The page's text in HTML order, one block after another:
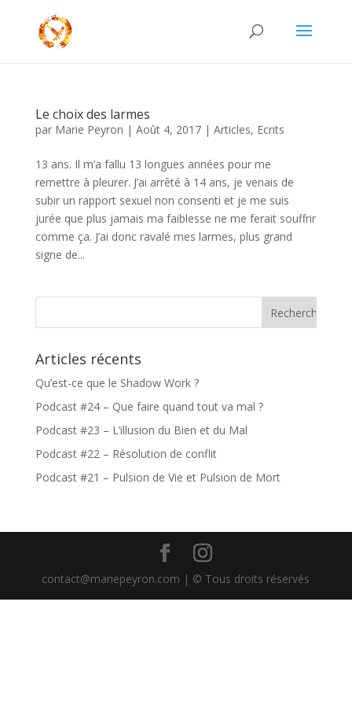
Le choix des larmes
par Marie Peyron | Août 4, 2017| Articles, Ecrits
13 ans. Il m’a fallu 13 longues années pour me
remettre à pleurer. J’ai arrêté à 14 ans, je venais de
subir un rapport sexuel non consenti et je me suis
jurée que plus jamais ma faiblesse ne me ferait souffrir
comme ça. J’ai donc ravalé mes larmes, plus grand
signe de...
Articles récents
Qu’est-ce que le Shadow Work ?
Podcast #24 – Que faire quand tout va mal ?
Podcast #23 – L’illusion du Bien et du Mal
Podcast #22 – Résolution de conflit
Podcast #21 – Pulsion de Vie et Pulsion de Mort
contact@mariepeyron.com | © Tous droits réservés